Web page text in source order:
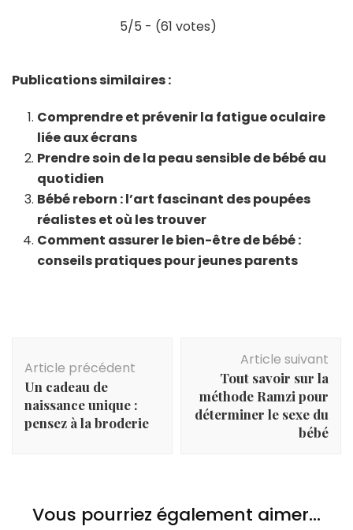
5/5 - (61 votes)
Publications similaires :
Comprendre et prévenir la fatigue oculaire
liée aux écrans
Prendre soin de la peau sensible de bébé au
quotidien
Bébé reborn : l’art fascinant des poupées
réalistes et où les trouver
Comment assurer le bien-être de bébé :
conseils pratiques pour jeunes parents
d'article
Article précédent
Un cadeau de
naissance unique :
pensez à la broderie
Article suivant
Tout savoir sur la
méthode Ramzi pour
déterminer le sexe du
bébé
Vous pourriez également aimer...